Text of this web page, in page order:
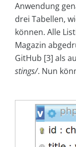
Anwendung
drei Tabellen,
können. Alle
Magazin
GitHub [3] als
stings/. Nun